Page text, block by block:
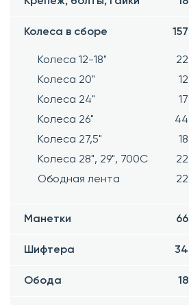
Колеса в сборе 157
Колеса 12-18"
22
Колеса 20"
12
Колеса 24"
17
Колеса 26"
44
Колеса 27,5"
18
Колеса 28", 29", 700С
22
Ободная лента
22
Манетки 66
Шифтера 34
Обода 18